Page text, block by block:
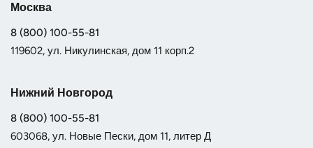
Москва
8 (800) 100-55-81
119602, ул. Никулинская, дом 11 корп.2
Нижний Новгород
8 (800) 100-55-81
603068, ул. Новые Пески, дом 11, литер Д